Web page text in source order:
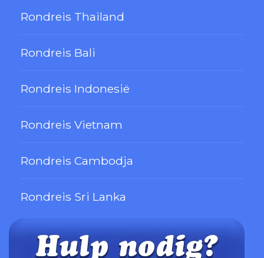
Rondreis Thailand
Rondreis Bali
Rondreis Indonesië
Rondreis Vietnam
Rondreis Cambodja
Rondreis Sri Lanka